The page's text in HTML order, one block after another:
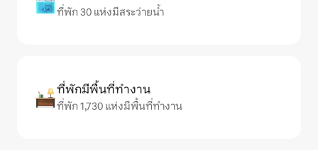
ที่พัก 30 แห่งมีสระว่ายน้ำ
ที่พักมีพื้นที่ทำงาน
ที่พัก 1,730 แห่งมีพื้นที่ทำงาน